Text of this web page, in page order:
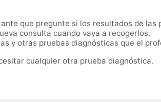
que pregunte si los resultados de
consulta cuando vaya a recogerlos.
y otras pruebas diagnósticas que el
cualquier otra prueba diagnóstica.